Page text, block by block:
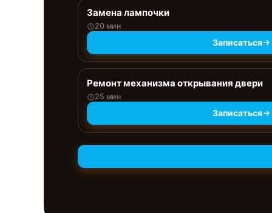
Замена лампочки
20 мин
Записаться
Ремонт механизма открывания двери
25 мин
Записаться